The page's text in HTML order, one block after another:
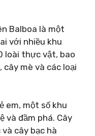
Balboa là một
với nhiều khu
loài thực vật, bao
cây mè và các loại
em, một số khu
và đầm phá. Cây
cây bạc hà